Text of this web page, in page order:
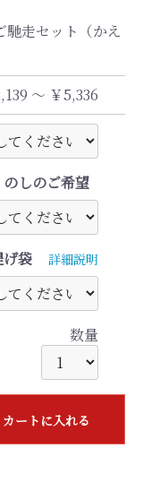
馳走セット（かえ
～ ￥5,336
しのご希望
げ袋 詳細説明
数量
カートに入れる